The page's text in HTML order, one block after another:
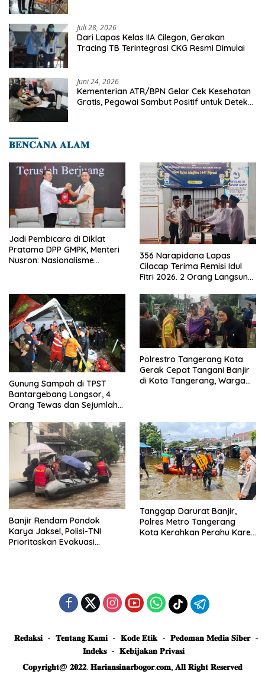
Juli 28, 2026
Dari Lapas Kelas IIA Cilegon, Gerakan
Tracing TB Terintegrasi CKG Resmi Dimulai
Juni 24, 2026
Kementerian ATR/BPN Gelar Cek Kesehatan
Gratis, Pegawai Sambut Positif untuk Deteksi
𝐁𝐄𝐍𝐂𝐀𝐍𝐀 𝐀𝐋𝐀𝐌
Jadi Pembicara di Diklat
Pratama DPP GMPK, Menteri
Nusron: Nasionalisme
356 Narapidana Lapas
Cilacap Terima Remisi Idul
Fitri 2026. 2 Orang Langsung
Gunung Sampah di TPST
Bantargebang Longsor, 4
Orang Tewas dan Sejumlah
Polrestro Tangerang Kota
Gerak Cepat Tangani Banjir
di Kota Tangerang, Warga
Banjir Rendam Pondok
Karya Jaksel, Polisi-TNI
Prioritaskan Evakuasi
Tanggap Darurat Banjir,
Polres Metro Tangerang
Kota Kerahkan Perahu Karet
𝐑𝐞𝐝𝐚𝐤𝐬𝐢 𝐓𝐞𝐧𝐭𝐚𝐧𝐠 𝐊𝐚𝐦𝐢 𝐊𝐨𝐝𝐞 𝐄𝐭𝐢𝐤
𝐏𝐞𝐝𝐨𝐦𝐚𝐧 𝐌𝐞𝐝𝐢𝐚 𝐒𝐢𝐛𝐞𝐫
𝐈𝐧𝐝𝐞𝐤𝐬
𝐊𝐞𝐛𝐢𝐣𝐚𝐤𝐚𝐧 𝐏𝐫𝐢𝐯𝐚𝐬𝐢
𝐂𝐨𝐩𝐲𝐫𝐢𝐠𝐡𝐭@ 𝟐𝟎𝟐𝟐. 𝐇𝐚𝐫𝐢𝐚𝐧𝐬𝐢𝐧𝐚𝐫𝐛𝐨𝐠𝐨𝐫.𝐜𝐨𝐦, 𝐀𝐥𝐥 𝐑𝐢𝐠𝐡𝐭 𝐑𝐞𝐬𝐞𝐫𝐯𝐞𝐝